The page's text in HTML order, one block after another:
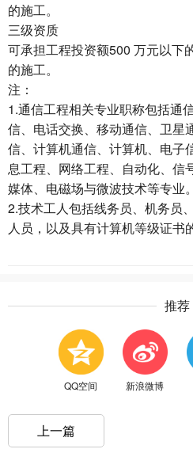
的施工。
三级资质
可承担工程投资额500 万元以下
的施工。
注：
1.通信工程相关专业职称包括通
信、电话交换、移动通信、卫星
信、计算机通信、计算机、电子
息工程、网络工程、自动化、信
媒体、电磁场与微波技术等专业。
2.技术工人包括线务员、机务员
人员，以及具有计算机等级证书
推荐
QQ空间 新浪微博
上一篇